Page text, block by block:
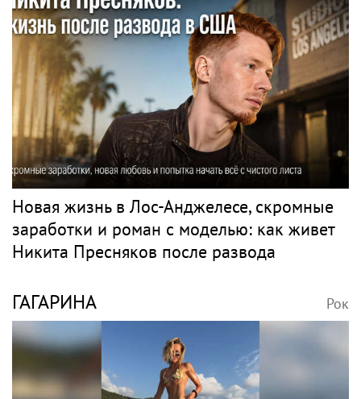
Новая жизнь в Лос-Анджелесе, скромные
заработки и роман с моделью: как живет
Никита Пресняков после развода
ГАГАРИНА Рок